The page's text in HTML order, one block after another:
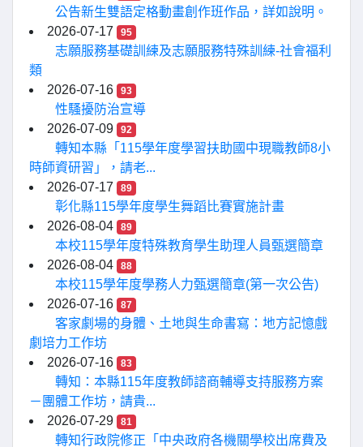
公告新生雙語定格動畫創作班作品，詳如說明。
2026-07-17
95
志願服務基礎訓練及志願服務特殊訓練-社會福利
類
2026-07-16
93
性騷擾防治宣導
2026-07-09
92
轉知本縣「115學年度學習扶助國中現職教師8小
時師資研習」，請老...
2026-07-17
89
彰化縣115學年度學生舞蹈比賽實施計畫
2026-08-04
89
本校115學年度特殊教育學生助理人員甄選簡章
2026-08-04
88
本校115學年度學務人力甄選簡章(第一次公告)
2026-07-16
87
客家劇場的身體、土地與生命書寫：地方記憶戲
劇培力工作坊
2026-07-16
83
轉知：本縣115年度教師諮商輔導支持服務方案
－團體工作坊，請貴...
2026-07-29
81
轉知行政院修正「中央政府各機關學校出席費及